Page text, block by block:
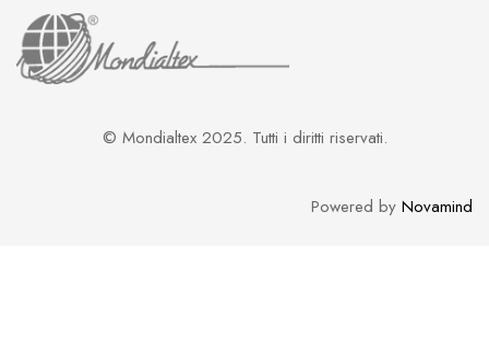
© Mondialtex 2025. Tutti i diritti riservati.
Powered by Novamind